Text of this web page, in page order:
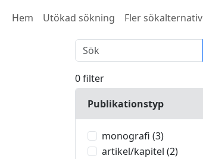
Hem Utökad sökning Fler sökalternativ
0 filter
Publikationstyp
monografi (3)
artikel/kapitel (2)